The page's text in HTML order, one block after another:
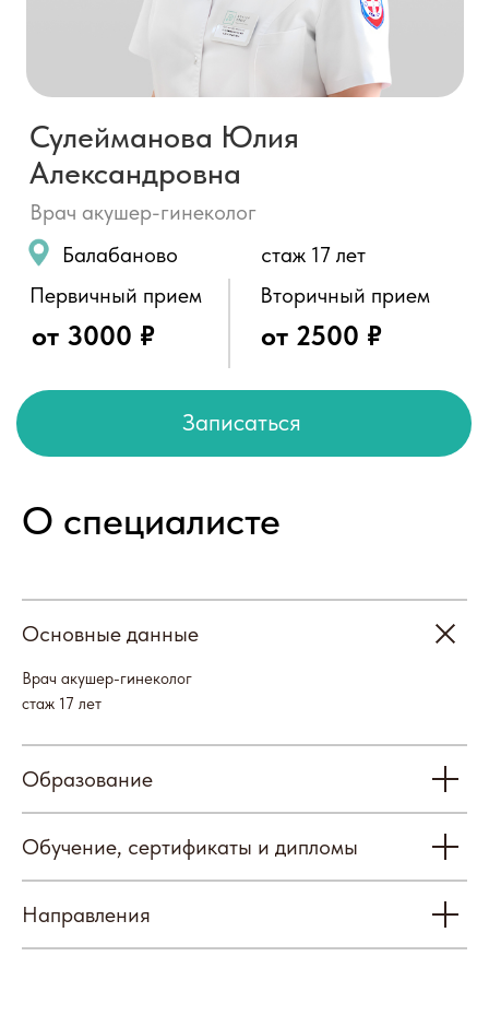
стаж 17 лет
от 3000 ₽
Вторичный прием
от 2500 ₽
О специалисте
Основные данные
Врач акушер-гинеколог
стаж 17 лет
Образование
Обучение, сертификаты и дипломы
Направления
Отзывы
Наши партнеры